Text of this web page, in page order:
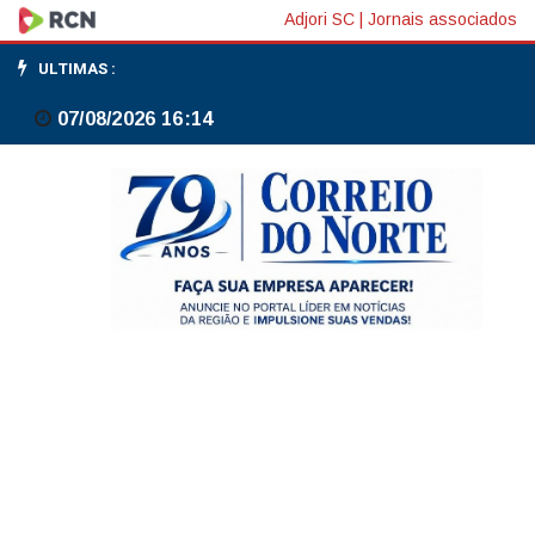
Condenado
por
estupro
Adjori SC Jornais associados
ULTIMAS :
07/08/2026 16:14